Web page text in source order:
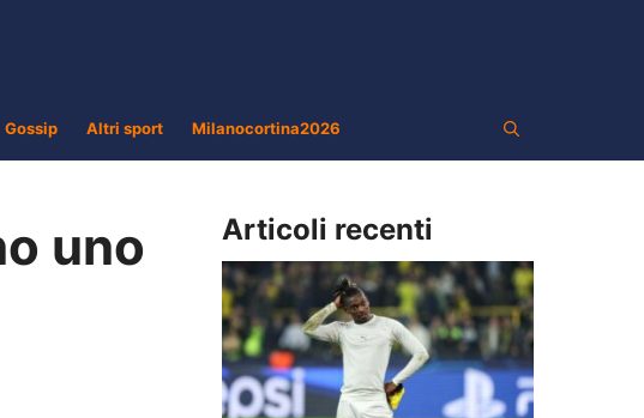
Gossip Altri sport Milanocortina2026
uno
Articoli recenti